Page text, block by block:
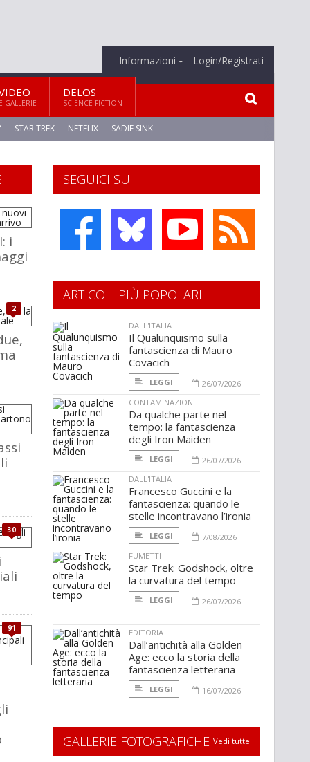
Informazioni Login/Registrati
E GALLERIE
DELOS
SCIENCE FICTION
STAR TREK NETFLIX SADIE SINK
SEGUICI SU
i
2
30
91
ARTICOLI PIÙ POPOLARI
DALL'ITALIA
Il Qualunquismo sulla
fantascienza di Mauro
Covacich
LEGGI
26/07/2026
CONTAMINAZIONI
Da qualche parte nel
tempo: la fantascienza
degli Iron Maiden
LEGGI
26/07/2026
DALL'ITALIA
Francesco Guccini e la
fantascienza: quando le
stelle incontravano l’ironia
LEGGI
7/08/2026
FUMETTI
Star Trek: Godshock, oltre
la curvatura del tempo
LEGGI 26/07/2026
EDITORIA
Dall’antichità alla Golden
Age: ecco la storia della
fantascienza letteraria
LEGGI 16/07/2026
GALLERIE FOTOGRAFICHE Vedi tutte